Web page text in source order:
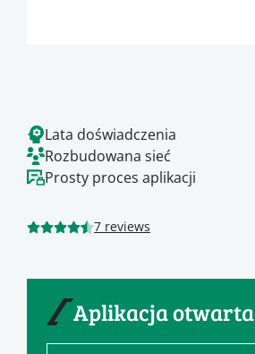
Aplikacja otwarta
Lata doświadczenia
Rozbudowana sieć
Prosty proces aplikacji
7 reviews